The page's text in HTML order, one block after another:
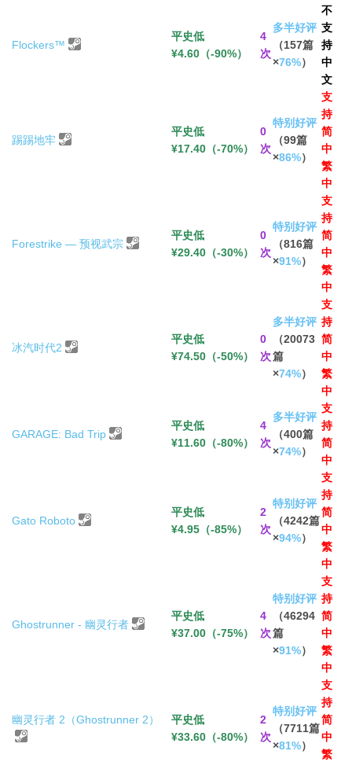
Flockers™
平史低
¥4.60（-90%）
4
次
多半好评
（157篇
×76%）
不
支
持
中
文
踢踢地牢
平史低
¥17.40（-70%）
0
次
特别好评
（99篇
×86%）
支
持
简
中
繁
中
Forestrike — 预视武宗
平史低
¥29.40（-30%）
0
次
特别好评
（816篇
×91%）
支
持
简
中
繁
中
冰汽时代2
平史低
¥74.50（-50%）
0
次
多半好评
（20073
篇
×74%）
支
持
简
中
繁
中
GARAGE: Bad Trip
平史低
¥11.60（-80%）
4
次
多半好评
（400篇
×74%）
支
持
简
中
Gato Roboto
平史低
¥4.95（-85%）
2
次
特别好评
（4242篇
×94%）
支
持
简
中
繁
中
Ghostrunner - 幽灵行者
平史低
¥37.00（-75%）
4
次
特别好评
（46294
篇
×91%）
支
持
简
中
繁
中
幽灵行者 2（Ghostrunner 2）
平史低
¥33.60（-80%）
2
次
特别好评
（7711篇
×81%）
支
持
简
中
繁